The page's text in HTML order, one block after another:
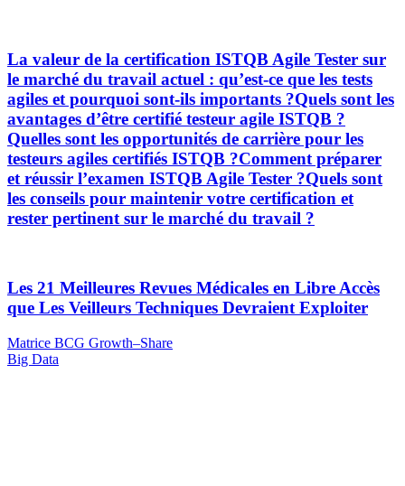
La valeur de la certification ISTQB Agile Tester sur
le marché du travail actuel : qu’est-ce que les tests
agiles et pourquoi sont-ils importants ?Quels sont les
avantages d’être certifié testeur agile ISTQB ?
Quelles sont les opportunités de carrière pour les
testeurs agiles certifiés ISTQB ?Comment préparer
et réussir l’examen ISTQB Agile Tester ?Quels sont
les conseils pour maintenir votre certification et
rester pertinent sur le marché du travail ?
Les 21 Meilleures Revues Médicales en Libre Accès
que Les Veilleurs Techniques Devraient Exploiter
Navigation
de
Previous
Post
Matrice BCG Growth–Share
Next
Big Data